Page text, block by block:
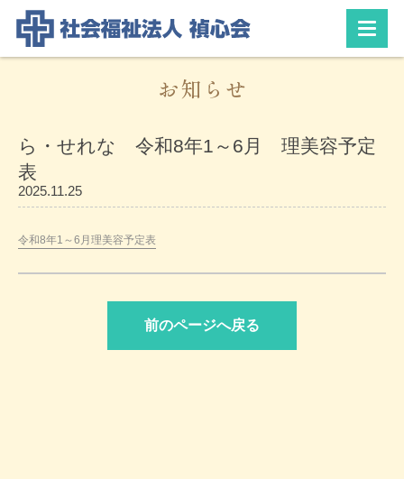
お知らせ
ら・せれな 令和8年1～6月 理美容予定
表
2025.11.25
令和8年1～6月理美容予定表
前のページへ戻る